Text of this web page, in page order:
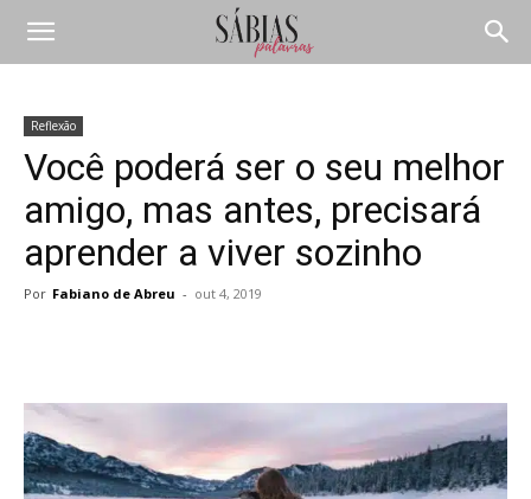
Reflexão
Você poderá ser o seu melhor
amigo, mas antes, precisará
aprender a viver sozinho
Por Fabiano de Abreu - out 4, 2019